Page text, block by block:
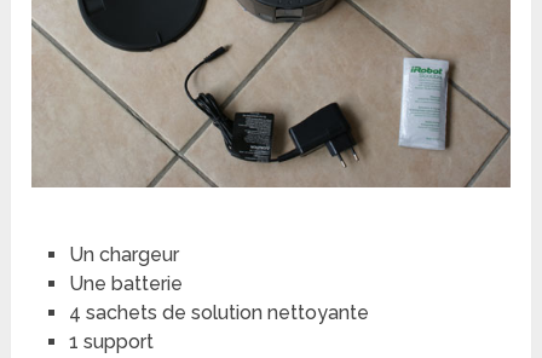
Un chargeur
Une batterie
4 sachets de solution nettoyante
1 support